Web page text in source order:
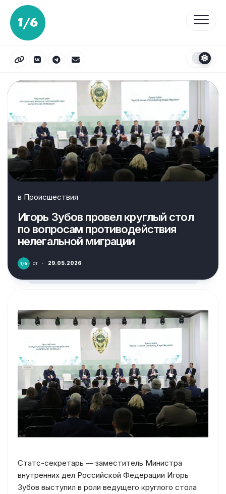
Перейти
содержанию
в Происшествия
Игорь Зубов провел круглый стол
по вопросам противодействия
нелегальной миграции
от · 29.05.2026
Статс-секретарь — заместитель Министра
внутренних дел Российской Федерации Игорь
Зубов выступил в роли ведущего круглого стола